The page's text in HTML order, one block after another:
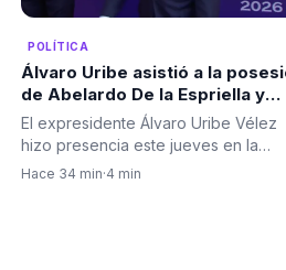
POLÍTICA
Álvaro Uribe asistió a la
de Abelardo De la Espriella y
despejó las dudas sobre su
presencia en Cali
El expresidente Álvaro Uribe Vélez
hizo presencia este jueves en la
ceremonia de posesión…
Hace 34 min·4 min